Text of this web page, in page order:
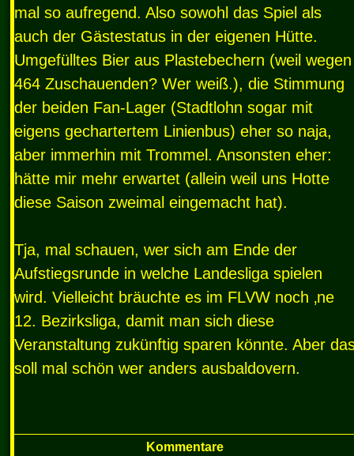
mal so aufregend. Also sowohl das Spiel als
auch der Gästestatus in der eigenen Hütte.
Umgefülltes Bier aus Plastebechern (weil wegen
464 Zuschauenden? Wer weiß.), die Stimmung
der beiden Fan-Lager (Stadtlohn sogar mit
eigens gechartertem Linienbus) eher so naja,
aber immerhin mit Trommel. Ansonsten eher:
hätte mir mehr erwartet (allein weil uns Hotte
diese Saison zweimal eingemacht hat).
Tja, mal schauen, wer sich am Ende der
Aufstiegsrunde in welche Landesliga spielen
wird. Vielleicht bräuchte es im FLVW noch ‚ne
12. Bezirksliga, damit man sich diese
Veranstaltung zukünftig sparen könnte. Aber
soll mal schön wer anders ausbaldovern.
Kommentare